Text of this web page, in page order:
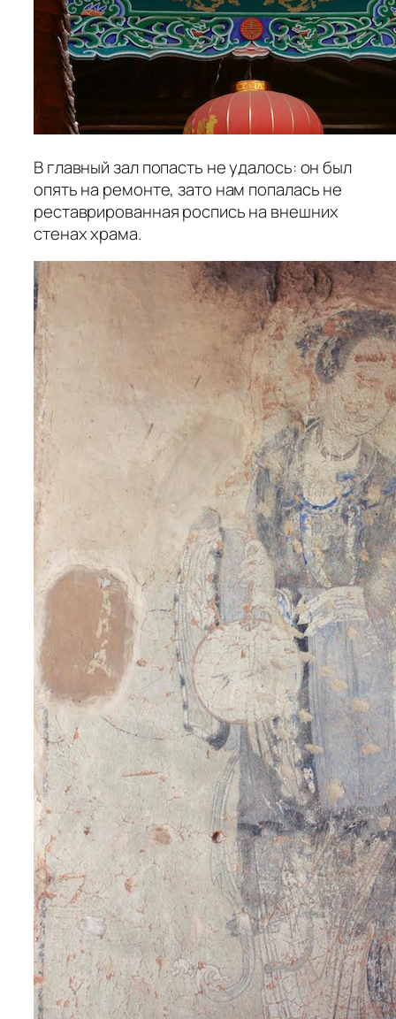
В главный зал попасть не удалось: он был
опять на ремонте, зато нам попалась не
реставрированная роспись на внешних
стенах храма.